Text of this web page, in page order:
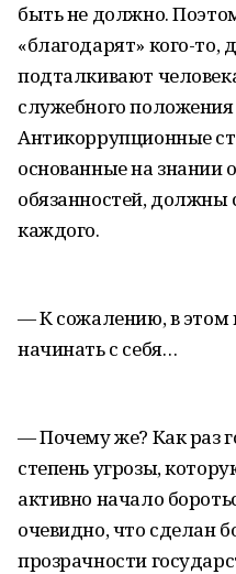
быть не должно.
«благодарят» кого-
подталкивают
служебного положения
Антикоррупционные
основанные на знании
обязанностей, должны
каждого.
— К сожалению, в этом
начинать с себя…
— Почему же? Как раз
степень угрозы,
активно начало
очевидно, что сделан
прозрачности